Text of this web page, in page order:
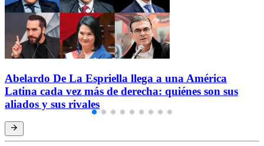
Abelardo De La Espriella llega a una América
Latina cada vez más de derecha: quiénes son sus
aliados y sus rivales